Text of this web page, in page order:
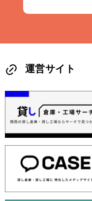
運営サイト